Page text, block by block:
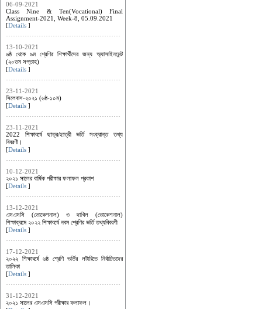
06-09-2021
Class Nine & Ten(Vocational) Final
Assignment-2021, Week-8, 05.09.2021
[Details ]
13-10-2021
৬ষ্ঠ থেকে ৯ম শ্রেণির শিক্ষার্থীদের জন্য অ্যাসাইনমেন্ট
(২০তম সপ্তাহ)
[Details ]
23-11-2021
সিলেবাস-২০২১ (৬ষ্ঠ-১০ম)
[Details ]
23-11-2021
2022 শিক্ষাবর্ষে ছাত্র/ছাত্রী ভর্তি সংক্রান্ত তথ্য
বিবরণী।
[Details ]
10-12-2021
২০২১ সালের বার্ষিক পরীক্ষার ফলাফল প্রকাশ
[Details ]
13-12-2021
এসএসসি (ভোকেশনাল) ও দাখিল (ভোকেশনাল)
শিক্ষাক্রমে ২০২২ শিক্ষাবর্ষে নবম শ্রেণির ভর্তি তথ্যবিবরণী
[Details ]
17-12-2021
২০২২ শিক্ষাবর্ষে ৬ষ্ঠ শ্রেণি ভর্তির লটারিতে নির্বাচিতদের
তালিকা
[Details ]
31-12-2021
২০২১ সালের এসএসসি পরীক্ষার ফলাফল।